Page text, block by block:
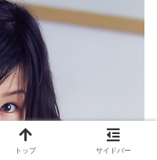
トップ サイドバー